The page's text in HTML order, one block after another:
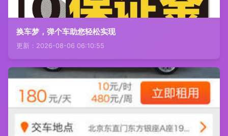
换车梦，弹个车助您轻松实现
更新：2026-08-06 06:10:55